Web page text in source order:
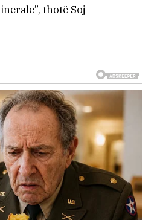
thotë Soj